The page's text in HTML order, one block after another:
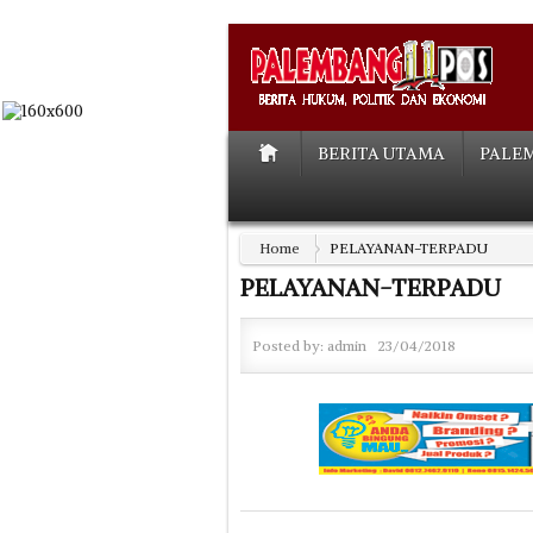
BERITA UTAMA
Home PELAYANAN-TERPADU
PELAYANAN-TERPADU
Posted by: admin 23/04/2018